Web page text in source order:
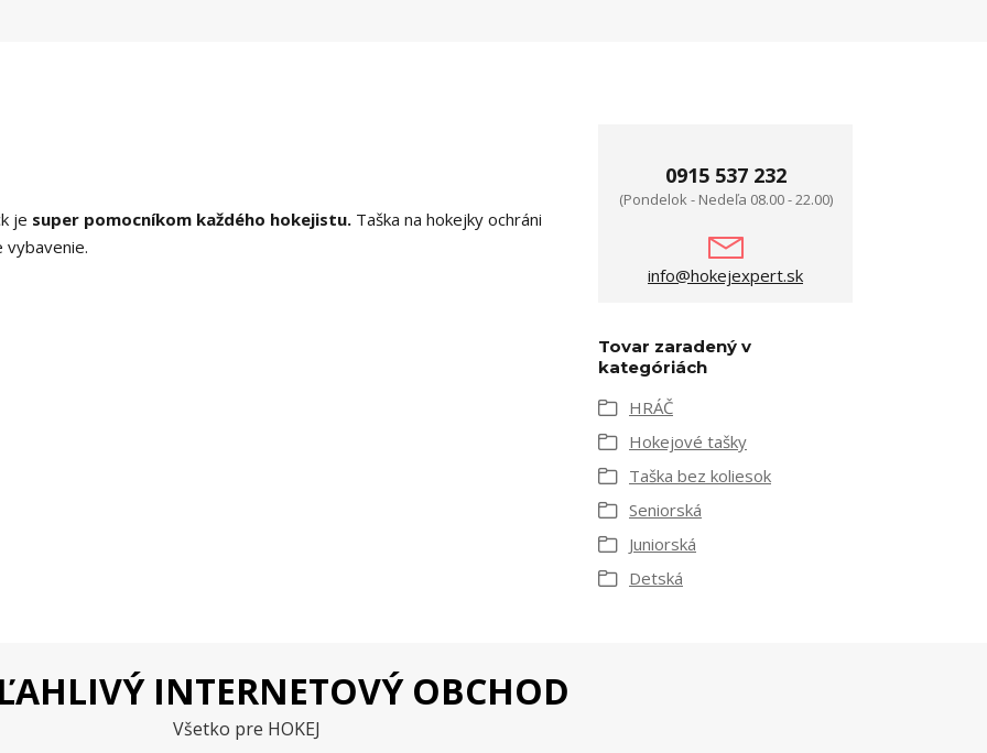
je super pomocníkom každého hokejistu. Taška na hokejky ochráni
vybavenie.
0915 537 232
(Pondelok - Nedeľa 08.00 - 22.00)
info@hokejexpert.sk
Tovar zaradený v
kategóriách
HRÁČ
Hokejové tašky
Taška bez koliesok
Seniorská
Juniorská
Detská
INTERNETOVÝ OBCHOD
Všetko pre HOKEJ